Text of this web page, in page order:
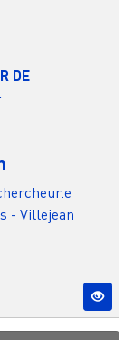
DE
- Villejean